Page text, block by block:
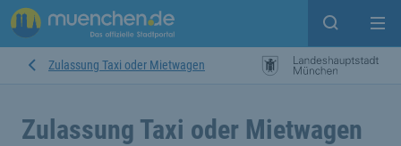
Suche
Zulassung Taxi oder Mietwagen
Zulassung Taxi oder Mietwagen